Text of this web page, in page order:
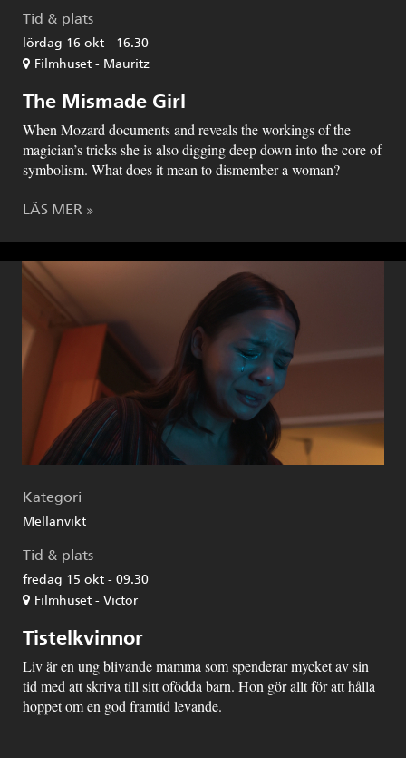
Tid & plats
lördag 16 okt - 16.30
Filmhuset - Mauritz
The Mismade Girl
When Mozard documents and reveals the workings of the
magician’s tricks she is also digging deep down into the core of
symbolism. What does it mean to dismember a woman?
LÄS MER
Kategori
Mellanvikt
Tid & plats
fredag 15 okt - 09.30
Filmhuset - Victor
Tistelkvinnor
Liv är en ung blivande mamma som spenderar mycket av sin
tid med att skriva till sitt ofödda barn. Hon gör allt för att hålla
hoppet om en god framtid levande.